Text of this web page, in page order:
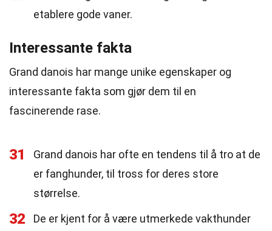
etablere gode vaner.
Interessante fakta
Grand danois har mange unike egenskaper og
interessante fakta som gjør dem til en
fascinerende rase.
31
Grand danois har ofte en tendens til å tro at de
er fanghunder, til tross for deres store
størrelse.
32
De er kjent for å være utmerkede vakthunder